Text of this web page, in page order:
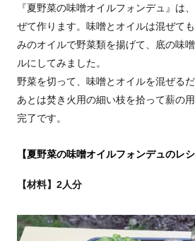
『夏野菜の味噌オイルフォンデュ』は
ぜて作ります。味噌とオイルは混ぜて
みのオイルで野菜類を揚げて、底の味
ルにしてみました。
野菜を切って、味噌とオイルを混ぜる
あとは焚き火用の細い枝を拾って薪の
完了です。
【夏野菜の味噌オイルフォンデュのレシ
【材料】2人分